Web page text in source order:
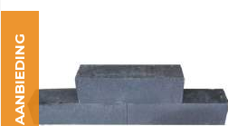
AANBIEDING